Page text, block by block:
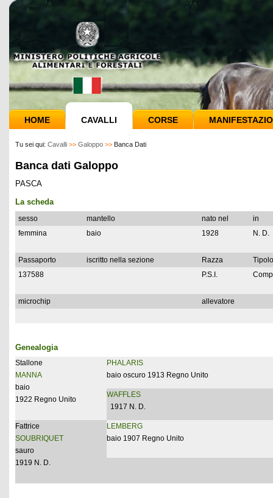
HOME CAVALLI CORSE
Tu sei qui: Cavalli >> Galoppo >> Banca Dati
Banca dati Galoppo
PASCA
La scheda
sesso mantello nato nel
in
femmina
baio 1928 N. D.
Passaporto iscritto nella sezione Razza
137588
P.S.I.
microchip allevatore
Genealogia
Stallone
MANNA
baio
1922 Regno Unito
PHALARIS
baio oscuro 1913 Regno Unito
WAFFLES
1917 N. D.
Fattrice
SOUBRIQUET
sauro
1919 N. D.
LEMBERG
baio 1907 Regno Unito